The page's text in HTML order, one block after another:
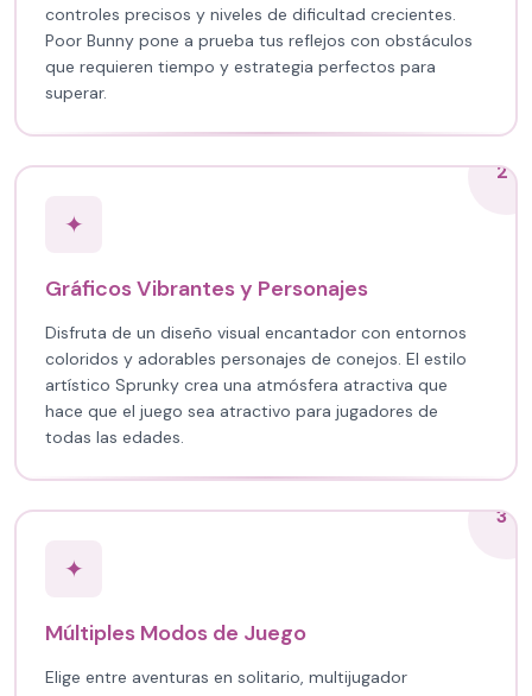
controles precisos y niveles de dificultad crecientes.
Poor Bunny pone a prueba tus reflejos con obstáculos
que requieren tiempo y estrategia perfectos para
superar.
2
✦
Gráficos Vibrantes y Personajes
Disfruta de un diseño visual encantador con entornos
coloridos y adorables personajes de conejos. El estilo
artístico Sprunky crea una atmósfera atractiva que
hace que el juego sea atractivo para jugadores de
todas las edades.
3
✦
Múltiples Modos de Juego
Elige entre aventuras en solitario, multijugador